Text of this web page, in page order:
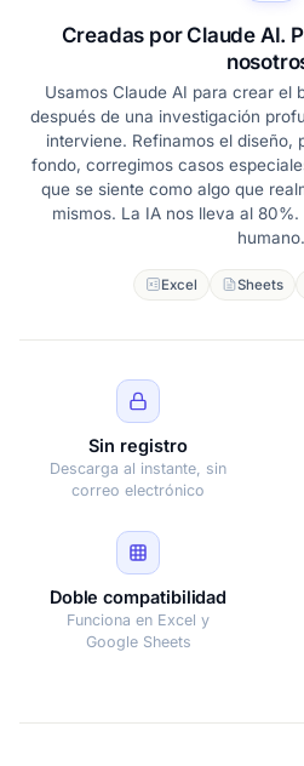
Creadas por Claude AI.
Usamos Claude AI para crear el
después de una investigación
interviene. Refinamos el diseño,
fondo, corregimos casos
que se siente como algo que
mismos. La IA nos lleva al
humano.
Excel Sheets
Sin registro
Descarga al instante, sin
correo electrónico
Doble compatibilidad
Funciona en Excel y
Google Sheets